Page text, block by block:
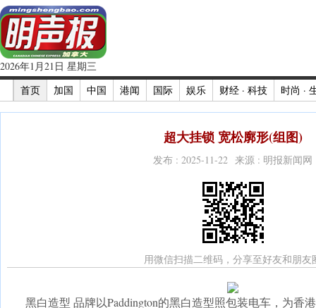
2026年1月21日 星期三
首页
加国 中国 港闻 国际 娱乐 财经 · 科技 时尚 ·
超大挂锁 宽松廓形(组图)
发布 : 2025-11-22 来源 : 明报新闻网
用微信扫描二维码，分享至好友和朋友
黑白造型 品牌以Paddington的黑白造型照包装电车，为香